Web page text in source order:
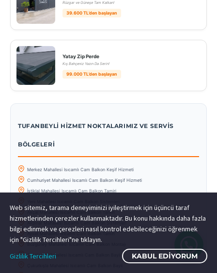
Rüzgar ve Güneşe Tam Kalkan!
39.600 TL’den başlayan
Yatay Zip Perde
Kış Bahçeniz Yazın Da Serin!
99.000 TL’den başlayan
TUFANBEYLI HIZMET NOKTALARIMIZ VE SERVIS
BÖLGELERI
Merkez Mahallesi Isıcamlı Cam Balkon Keşif Hizmeti
Cumhuriyet Mahallesi Isıcamlı Cam Balkon Keşif Hizmeti
İstiklal Mahallesi Isıcamlı Cam Balkon Tamiri
Akçal Mahallesi Isıcamlı Cam Balkon Tamiri
Akpınar Mahallesi Isıcamlı Cam Balkon Sistemleri
Ayvat Mahallesi Isıcamlı Cam Balkon Tamiri
Bozgüney Mahallesi Isıcamlı Cam Balkon Montajı
Çatalçam Mahallesi Isıcamlı Cam Balkon Bayii
Web sitemiz, tarama deneyiminizi iyileştirmek için üçüncü taraf
hizmetlerinden çerezler kullanmaktadır. Bu konu hakkında daha fazla
bilgi edinmek ve çerezleri nasıl kontrol edebileceğinizi öğrenmek
için "Gizlilik Tercihleri"ne tıklayın.
Gizlilik Tercihleri
KABUL EDIYORUM